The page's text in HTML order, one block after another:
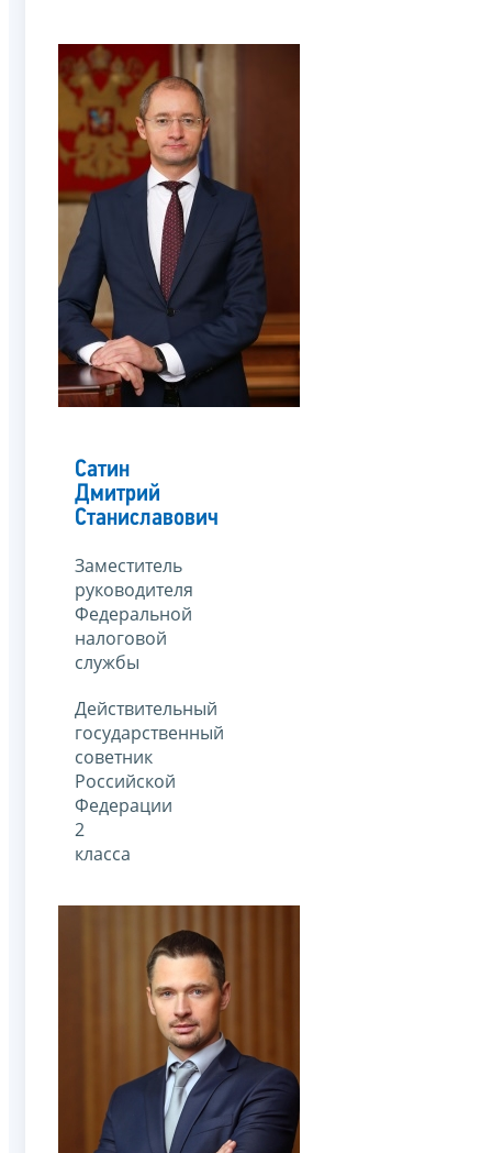
Сатин
Дмитрий
Станиславович
Заместитель
руководителя
Федеральной
налоговой
службы
Действительный
государственный
советник
Российской
Федерации
2
класса